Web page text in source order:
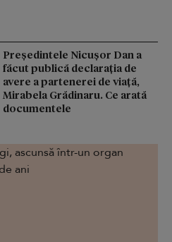
Președintele Nicușor Dan a
făcut publică declarația de
avere a partenerei de viață,
Mirabela Grădinaru. Ce arată
documentele